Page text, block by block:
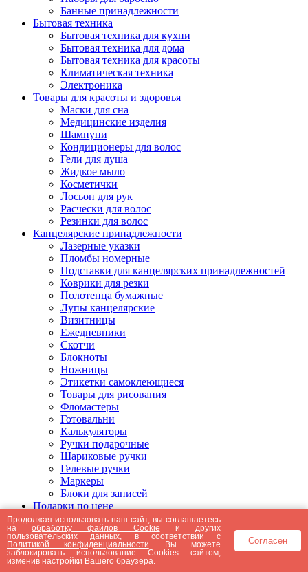
Банные принадлежности
Бытовая техника
Бытовая техника для кухни
Бытовая техника для дома
Бытовая техника для красоты
Климатическая техника
Электроника
Товары для красоты и здоровья
Маски для сна
Медицинские изделия
Шампуни
Кондиционеры для волос
Гели для душа
Жидкое мыло
Косметички
Лосьон для рук
Расчески для волос
Резинки для волос
Канцелярские принадлежности
Лазерные указки
Пломбы номерные
Подставки для канцелярских принадлежностей
Коврики для резки
Полотенца бумажные
Лупы канцелярские
Визитницы
Ежедневники
Скотчи
Блокноты
Ножницы
Этикетки самоклеющиеся
Товары для рисования
Фломастеры
Готовальни
Калькуляторы
Ручки подарочные
Шариковые ручки
Гелевые ручки
Маркеры
Блоки для записей
Подарки по цене
Подарки от 5000 рублей
Подарки до 5000 рублей
Подарки до 3000 рублей
Подарки до 2000 рублей
Подарки до 1000 рублей
Продолжая использовать наш сайт, вы соглашаетесь
наобработку файлов Cookie и других
пользовательских данных, в соответствии с
Политикой конфиденциальности . Вы можете
заблокировать использование Cookies сайтом,
изменив настройки Вашего браузера.
Согласен